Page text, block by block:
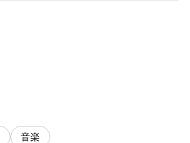
音楽